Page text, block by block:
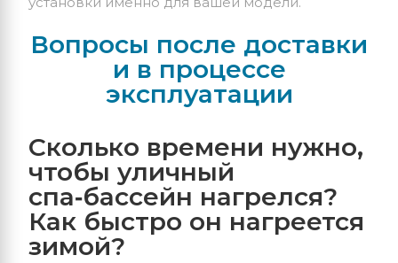
Вопросы после доставки
и в процессе
эксплуатации
Сколько времени нужно,
чтобы уличный
спа‑бассейн нагрелся?
Как быстро он нагреется
зимой?